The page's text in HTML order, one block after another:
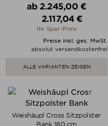
Verkaufspreis
ab 2.245,00 €
Preis
2.117,04 €
Ihr Spar-Preis
Preise inkl. ges. MwSt.
absolut versandkostenfrei
ALLE VARIANTEN ZEIGEN
Weishäupl Cross Sitzpolster
Bank 180 cm